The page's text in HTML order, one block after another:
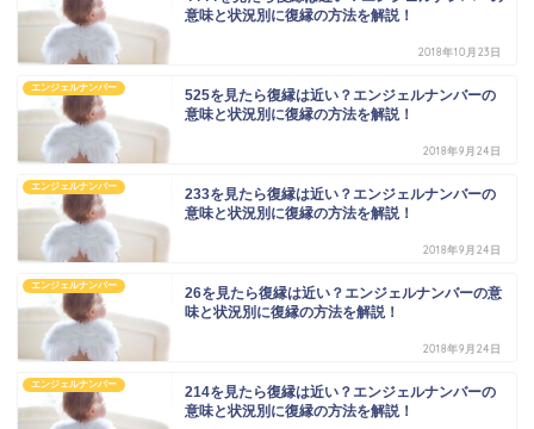
意味と状況別に復縁の方法を解説！
2018年10月23日
エンジェルナンバー
525を見たら復縁は近い？エンジェルナンバーの
意味と状況別に復縁の方法を解説！
2018年9月24日
エンジェルナンバー
233を見たら復縁は近い？エンジェルナンバーの
意味と状況別に復縁の方法を解説！
2018年9月24日
エンジェルナンバー
26を見たら復縁は近い？エンジェルナンバーの意
味と状況別に復縁の方法を解説！
2018年9月24日
エンジェルナンバー
214を見たら復縁は近い？エンジェルナンバーの
意味と状況別に復縁の方法を解説！